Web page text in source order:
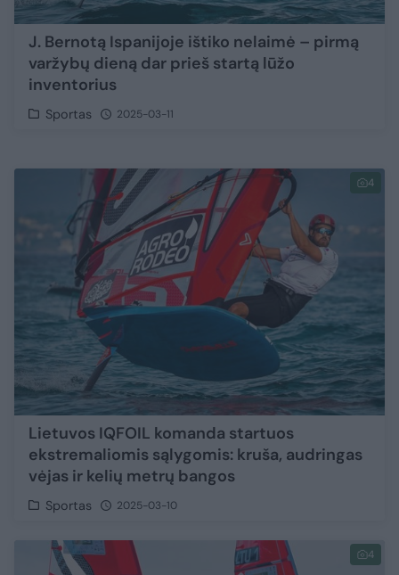
J. Bernotą Ispanijoje ištiko nelaimė – pirmą
varžybų dieną dar prieš startą lūžo
inventorius
Sportas 2025-03-11
4
Lietuvos IQFOIL komanda startuos
ekstremaliomis sąlygomis: kruša, audringas
vėjas ir kelių metrų bangos
Sportas 2025-03-10
4